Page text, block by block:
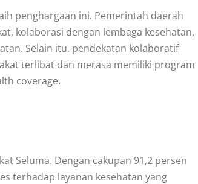
penghargaan ini. Pemerintah daerah
kolaborasi dengan lembaga kesehatan,
Selain itu, pendekatan kolaboratif
terlibat dan merasa memiliki program
coverage.
Seluma. Dengan cakupan 91,2 persen
terhadap layanan kesehatan yang